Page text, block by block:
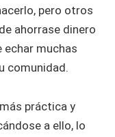
pero otros
ahorrase dinero
echar muchas
comunidad.
práctica y
a ello, lo